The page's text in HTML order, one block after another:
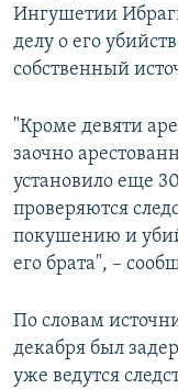
Ингушетии
делу о его
собственный
"Кроме девяти
заочно
установило еще
проверяются
покушению и
его брата", –
По словам
декабря был
уже ведутся